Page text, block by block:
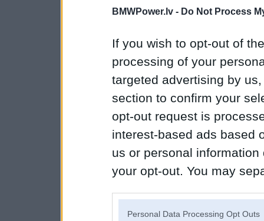
BMWPower.lv - Do Not Process
If you wish to opt-out of
processing of your
targeted advertising by
section to confirm your
opt-out request is
interest-based ads based
us or personal
your opt-out. You may
Personal Data Processing Opt Outs